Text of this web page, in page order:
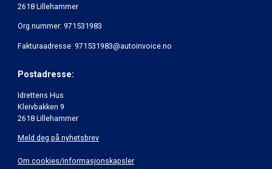
2618 Lillehammer
Org.nummer: 971531983
Fakturaadresse: 971531983@autoinvoice.no
Postadresse:
Idrettens Hus
Kleivbakken 9
2618 Lillehammer
Meld deg på nyhetsbrev
Om cookies/informasjonskapsler